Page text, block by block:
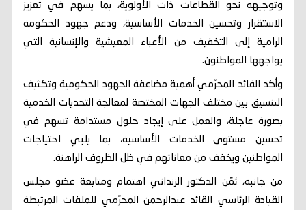
وتوجيهه نحو القطاعات ذات الأولوية، بما يسهم في تعزيز
الاستقرار وتحسين الخدمات الأساسية، ودعم جهود الحكومة
الرامية إلى التخفيف من الأعباء المعيشية والإنسانية التي
يواجهها المواطنون.
وأكد القائد المحرّمي أهمية مضاعفة الجهود الحكومية وتكثيف
التنسيق بين مختلف الجهات المختصة لمعالجة التحديات الخدمية
بصورة عاجلة، والعمل على إيجاد حلول مستدامة تسهم في
تحسين مستوى الخدمات الأساسية، بما يلبي احتياجات
المواطنين ويخفف من معاناتهم في ظل الظروف الراهنة.
من جانبه، ثمّن الدكتور الزنداني اهتمام ومتابعة عضو مجلس
القيادة الرئاسي القائد عبدالرحمن المحرّمي للملفات المرتبطة